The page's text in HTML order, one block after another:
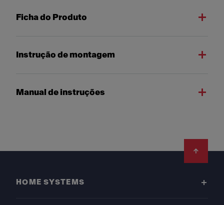
Ficha do Produto
Instrução de montagem
Manual de instruções
HOME SYSTEMS